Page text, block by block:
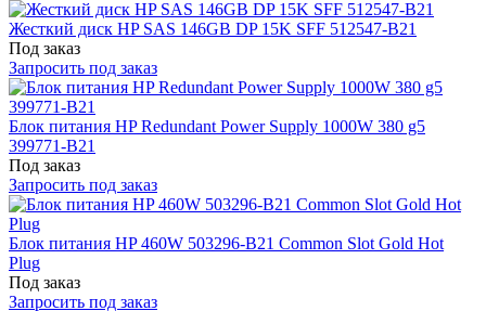
Жесткий диск HP SAS 146GB DP 15K SFF 512547-B21
Под заказ
Запросить под заказ
Блок питания HP Redundant Power Supply 1000W 380 g5
399771-B21
Под заказ
Запросить под заказ
Блок питания HP 460W 503296-B21 Common Slot Gold Hot
Plug
Под заказ
Запросить под заказ